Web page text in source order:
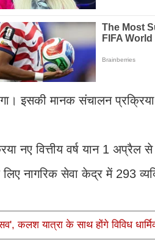
इसकी मानक संचालन
नए वित्तीय वर्ष यान 1
नागरिक सेवा केद्र में 293
कलश यात्रा के साथ होंगे विविध